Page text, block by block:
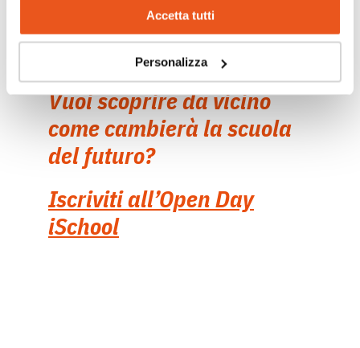
Accetta tutti
Personalizza
Perché crescere significa esplorare e in iSchool,
ogni rotta ha la sua destinazione: il futuro.
Vuoi scoprire da vicino
come cambierà la scuola
del futuro?
Iscriviti all’Open Day
iSchool